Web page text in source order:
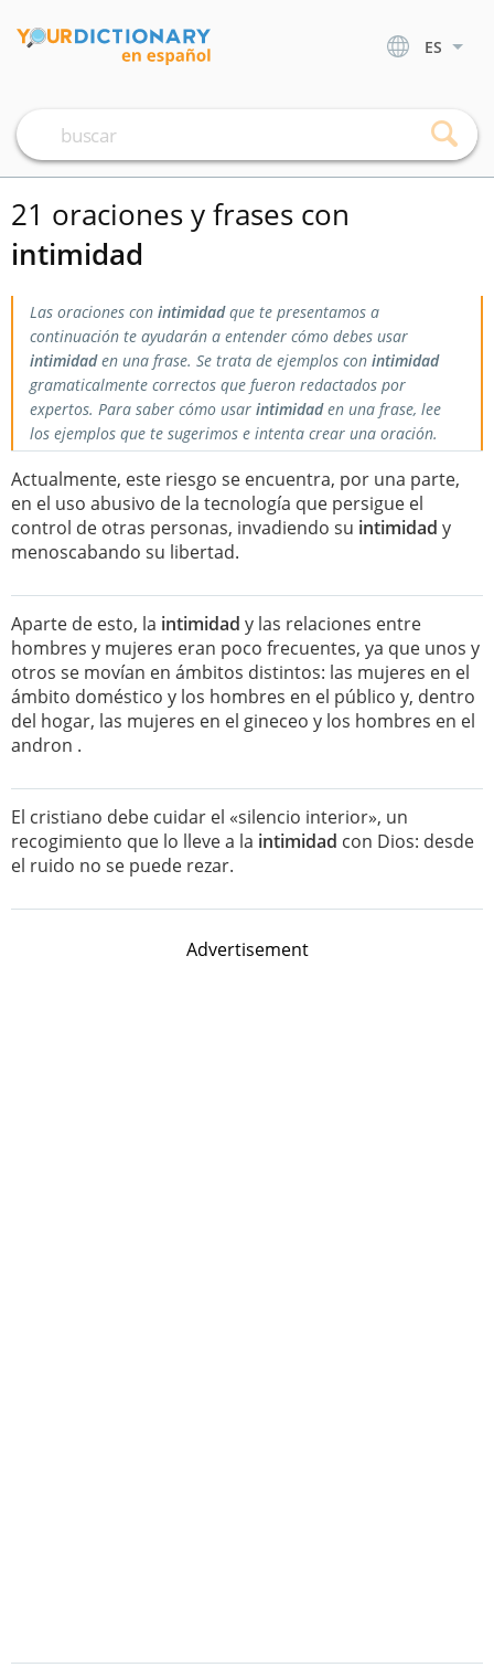
ES
21 oraciones y frases con
intimidad
Las oraciones con intimidadque te presentamos a
continuación te ayudarán a entender cómo debes usar
intimidaden una frase. Se trata de ejemplos con intimidad
gramaticalmente correctos que fueron redactados por
expertos. Para saber cómo usar intimidaden una frase, lee
los ejemplos que te sugerimos e intenta crear una oración.
Actualmente, este riesgo se encuentra, por una parte,
en el uso abusivo de la tecnología que persigue el
control de otras personas, invadiendo su intimidad y
menoscabando su libertad.
Aparte de esto, la intimidad y las relaciones entre
hombres y mujeres eran poco frecuentes, ya que unos y
otros se movían en ámbitos distintos: las mujeres en el
ámbito doméstico y los hombres en el público y, dentro
del hogar, las mujeres en el gineceo y los hombres en el
andron .
El cristiano debe cuidar el «silencio interior», un
recogimiento que lo lleve a la intimidad con Dios: desde
el ruido no se puede rezar.
Advertisement